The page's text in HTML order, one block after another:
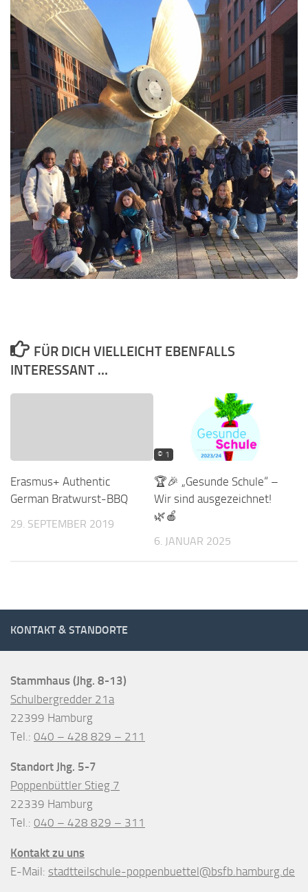
FÜR DICH VIELLEICHT EBENFALLS
INTERESSANT …
Erasmus+ Authentic
German Bratwurst-BBQ
29. SEPTEMBER 2019
© 1
🏆🎉 „Gesunde Schule“ –
Wir sind ausgezeichnet!
🌿🍎
6. JANUAR 2025
KONTAKT & STANDORTE
Stammhaus (Jhg. 8-13)
Schulbergredder 21a
22399 Hamburg
Tel.: 040 – 428 829 – 211
Standort Jhg. 5-7
Poppenbüttler Stieg 7
22339 Hamburg
Tel.: 040 – 428 829 – 311
Kontakt zu uns
E-Mail: stadtteilschule-poppenbuettel@bsfb.hamburg.de